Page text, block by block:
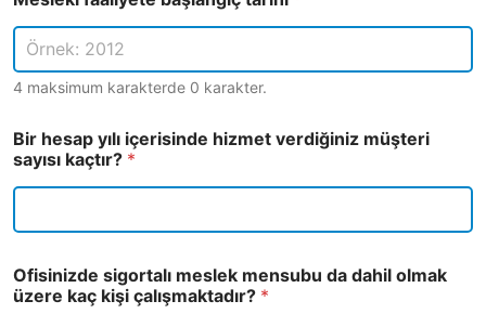
4 maksimum karakterde 0 karakter.
Bir hesap yılı içerisinde hizmet verdiğiniz müşteri
sayısı kaçtır?ㅤㅤㅤㅤㅤㅤㅤㅤㅤㅤㅤㅤ *
Ofisinizde sigortalı meslek mensubu da dahil olmak
üzere kaç kişi çalışmaktadır? *